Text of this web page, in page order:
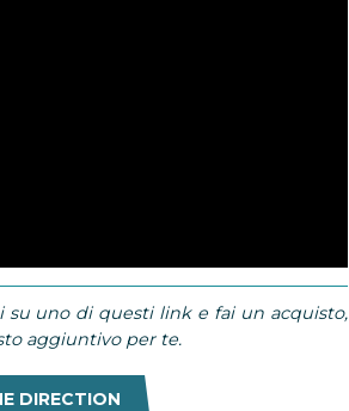
su uno di questi link e fai un acquisto,
aggiuntivo per te.
DIRECTION